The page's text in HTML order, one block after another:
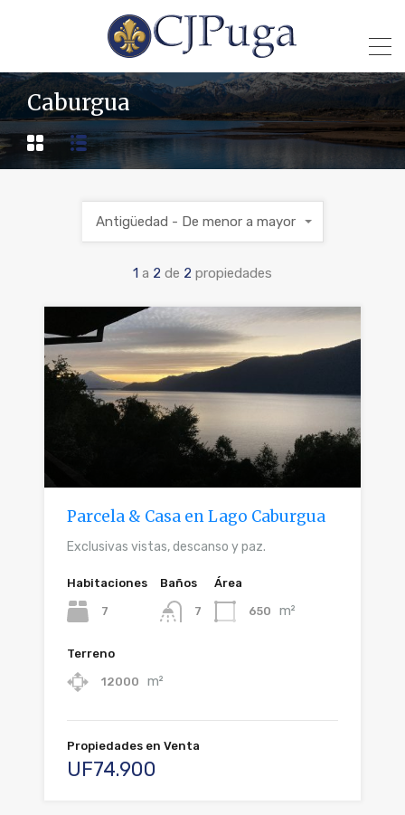
Caburgua
1 a 2 de 2 propiedades
Antigüedad - De menor a mayor
Parcela & Casa en Lago Caburgua
Exclusivas vistas, descanso y paz.
Habitaciones
7
Baños
7
Área
650 m²
Terreno
12000 m²
Propiedades en Venta
UF74.900